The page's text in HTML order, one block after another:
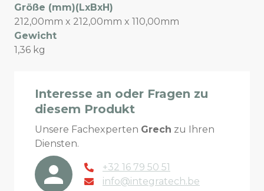
Größe (mm)(LxBxH)
212,00mm x 212,00mm x 110,00mm
Gewicht
1,36 kg
Interesse an oder Fragen zu
diesem Produkt
Unsere Fachexperten Grech zu Ihren
Diensten.
+32 16 79 50 51
info@integratech.be